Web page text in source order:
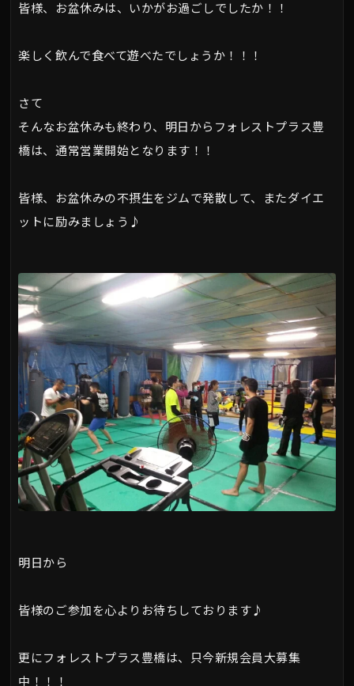
皆様、お盆休みは、いかがお過ごしでしたか！！
楽しく飲んで食べて遊べたでしょうか！！！
さて
そんなお盆休みも終わり、明日からフォレストプラス豊
橋は、通常営業開始となります！！
皆様、お盆休みの不摂生をジムで発散して、またダイエ
ットに励みましょう♪
明日から
皆様のご参加を心よりお待ちしております♪
更にフォレストプラス豊橋は、只今新規会員大募集
中！！！